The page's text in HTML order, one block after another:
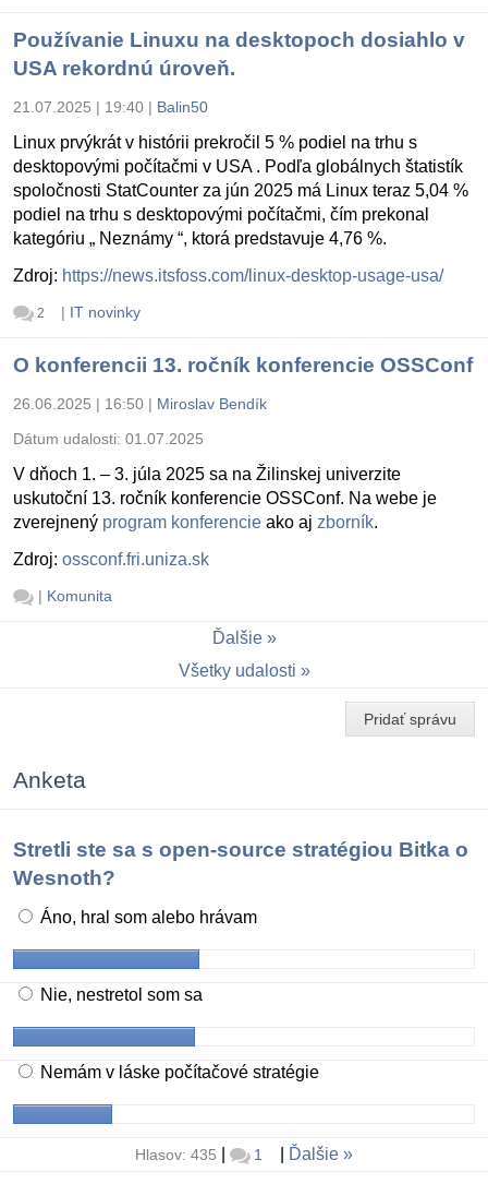
Používanie Linuxu na desktopoch dosiahlo v
USA rekordnú úroveň.
21.07.2025 | 19:40 | Balin50
Linux prvýkrát v histórii prekročil 5 % podiel na trhu s
desktopovými počítačmi v USA . Podľa globálnych štatistík
spoločnosti StatCounter za jún 2025 má Linux teraz 5,04 %
podiel na trhu s desktopovými počítačmi, čím prekonal
kategóriu „ Neznámy “, ktorá predstavuje 4,76 %.
Zdroj: https://news.itsfoss.com/linux-desktop-usage-usa/
2 | IT novinky
O konferencii 13. ročník konferencie OSSConf
26.06.2025 | 16:50 | Miroslav Bendík
Dátum udalosti: 01.07.2025
V dňoch 1. – 3. júla 2025 sa na Žilinskej univerzite
uskutoční 13. ročník konferencie OSSConf. Na webe je
zverejnený program konferencie ako aj zborník.
Zdroj: ossconf.fri.uniza.sk
| Komunita
Ďalšie
Všetky udalosti
Pridať správu
Anketa
Stretli ste sa s open-source stratégiou Bitka o
Wesnoth?
Áno, hral som alebo hrávam
Nie, nestretol som sa
Nemám v láske počítačové stratégie
Hlasov: 435 1 Ďalšie